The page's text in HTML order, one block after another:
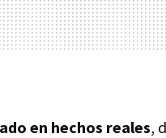
en hechos reales,